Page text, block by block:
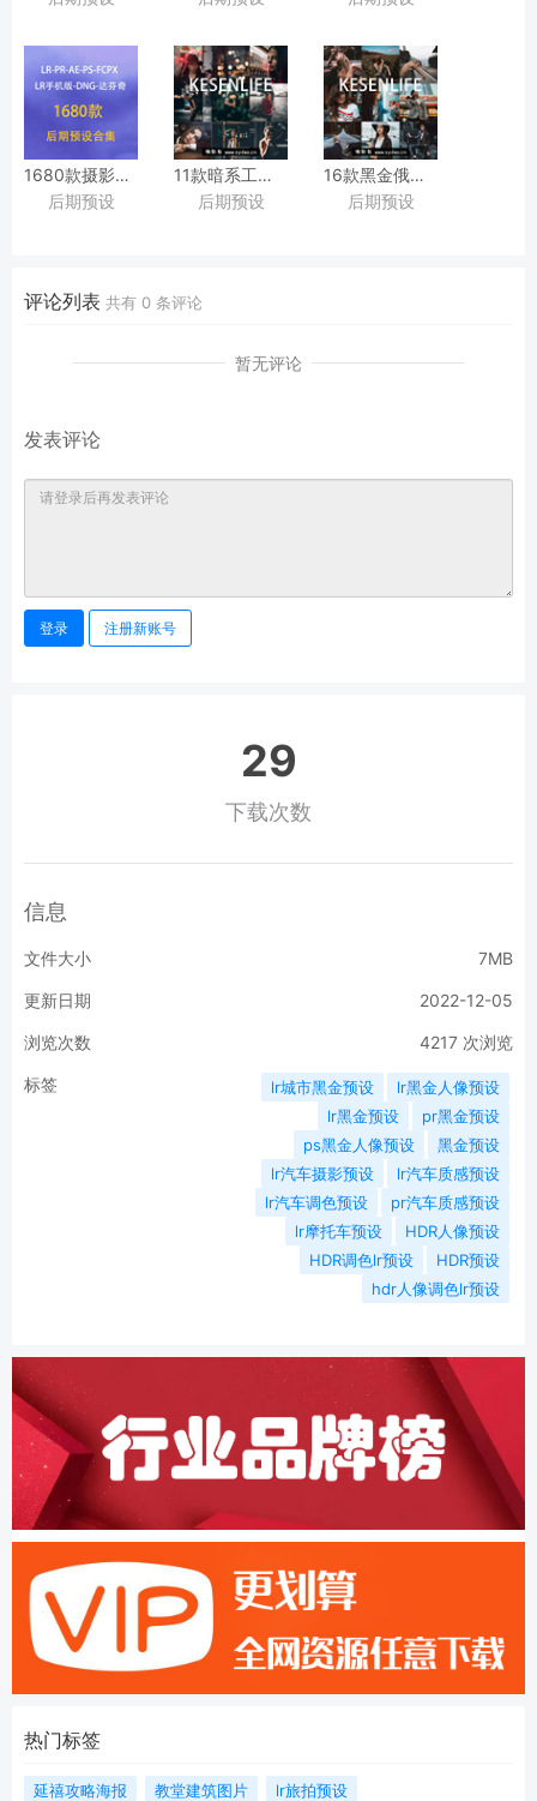
LUTs预设等摄影图片电影视频预设
1680款摄影照片后期预设，
适用于Lightroom/PS/
后期预设
11款暗系工业城市黑金人像预设，
适用于Lightroom/PS/
后期预设
16款黑金俄罗斯人像暖色城
适用于Lightroom/PS/
后期预设
评论列表 共有 0 条评论
暂无评论
发表评论
登录 注册新账号
29
下载次数
信息
文件大小 7MB
更新日期 2022-12-05
浏览次数 4217次浏览
标签 lr城市黑金预设
lr黑金人像预设
lr黑金预设
pr黑金预设
ps黑金人像预设
黑金预设
lr汽车摄影预设
lr汽车质感预设
lr汽车调色预设
pr汽车质感预设
lr摩托车预设
HDR人像预设
HDR调色lr预设
HDR预设
hdr人像调色lr预设
热门标签
延禧攻略海报 教堂建筑图片
lr旅拍预设